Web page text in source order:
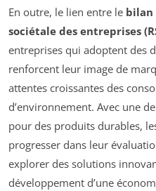
En outre, le lien entre le bilan
sociétale des entreprises
entreprises qui adoptent des
renforcent leur image de
attentes croissantes des
d’environnement. Avec une
pour des produits durables,
progresser dans leur
explorer des solutions
développement d’une